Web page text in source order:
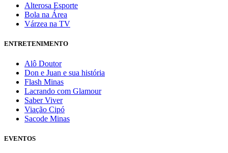
Alterosa Esporte
Bola na Área
Várzea na TV
ENTRETENIMENTO
Alô Doutor
Don e Juan e sua história
Flash Minas
Lacrando com Glamour
Saber Viver
Viação Cipó
Sacode Minas
EVENTOS